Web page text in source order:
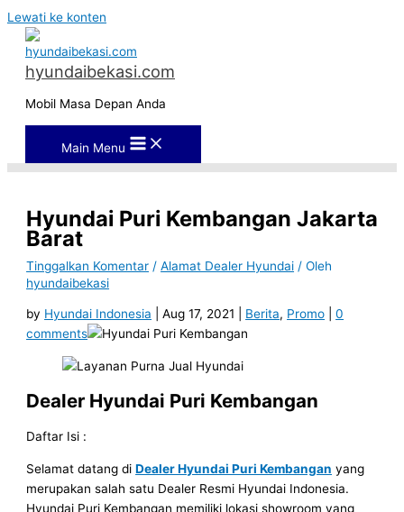
Lewati ke konten
hyundaibekasi.com
Mobil Masa Depan Anda
Main Menu
Hyundai Puri Kembangan Jakarta
Barat
Tinggalkan Komentar /Alamat Dealer Hyundai / Oleh
hyundaibekasi
by Hyundai Indonesia | Aug 17, 2021 | Berita, Promo |0
comments
Dealer Hyundai Puri Kembangan
Daftar Isi :
Selamat datang diDealer Hyundai Puri Kembangan yang
merupakan salah satu Dealer Resmi Hyundai Indonesia.
Hyundai Puri Kembangan memiliki lokasi showroom yang